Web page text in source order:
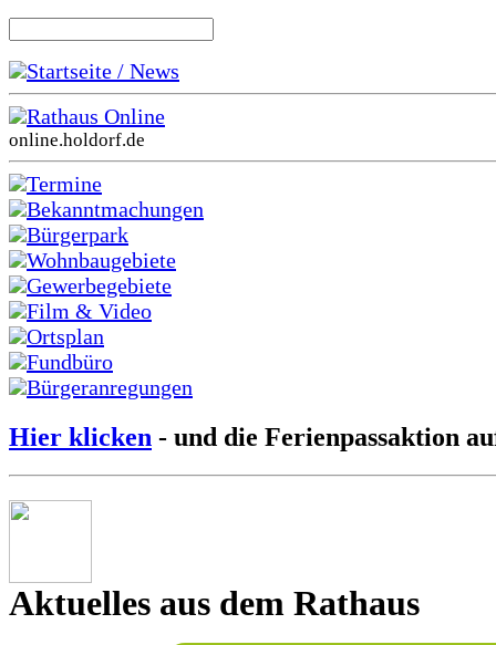
Startseite / News
Rathaus Online
online.holdorf.de
Termine
Bekanntmachungen
Bürgerpark
Wohnbaugebiete
Gewerbegebiete
Film & Video
Ortsplan
Fundbüro
Bürgeranregungen
Hier klicken - und die Ferienpassaktion
Aktuelles aus dem Rathaus